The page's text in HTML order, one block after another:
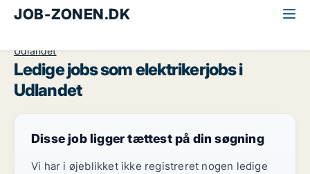
JOB-ZONEN.DK
Udlandet
Ledige jobs som elektrikerjobs i
Udlandet
Disse job ligger tættest på din søgning
Vi har i øjeblikket ikke registreret nogen ledige